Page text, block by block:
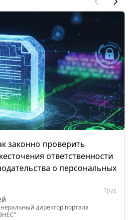
законно проверить
ответственности
о персональных
Труд
директор портала